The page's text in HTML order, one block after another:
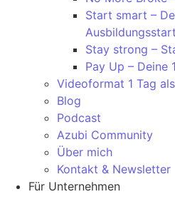
Start smart –
Ausbildungsstart
Stay strong –
Pay Up – Deine
Videoformat 1 Tag
Blog
Podcast
Azubi Community
Über mich
Kontakt & Newsletter
Für Unternehmen